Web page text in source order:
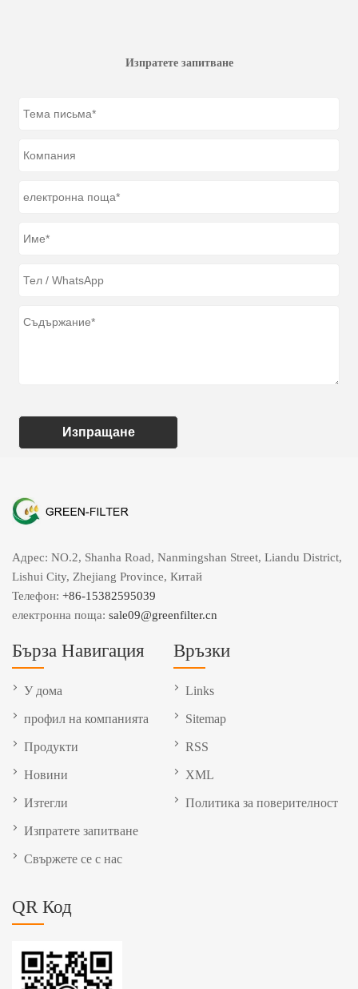
Изпратете запитване
Изпращане
Адрес: NO.2, Shanha Road, Nanmingshan Street, Liandu District,
Lishui City, Zhejiang Province, Китай
Телефон: +86-15382595039
електронна поща: sale09@greenfilter.cn
Бърза Навигация
У дома
профил на компанията
Продукти
Новини
Изтегли
Изпратете запитване
Свържете се с нас
Връзки
Links
Sitemap
RSS
XML
Политика за поверителност
QR Код